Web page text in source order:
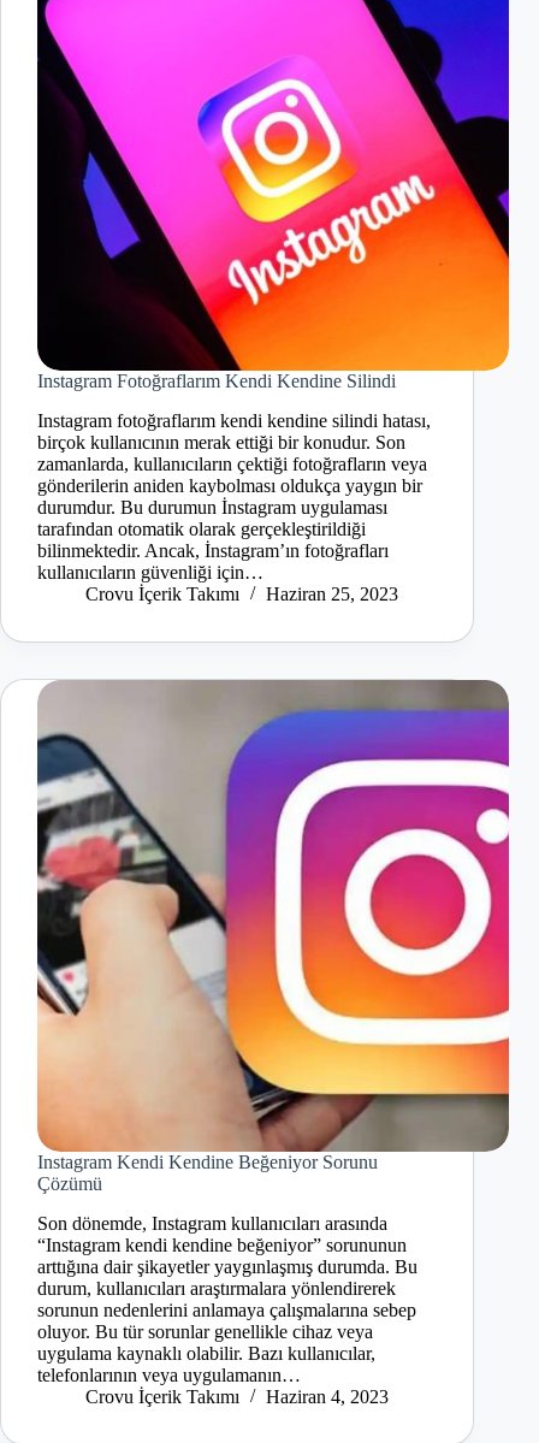
Instagram Fotoğraflarım Kendi Kendine Silindi
Instagram fotoğraflarım kendi kendine silindi hatası,
birçok kullanıcının merak ettiği bir konudur. Son
zamanlarda, kullanıcıların çektiği fotoğrafların veya
gönderilerin aniden kaybolması oldukça yaygın bir
durumdur. Bu durumun İnstagram uygulaması
tarafından otomatik olarak gerçekleştirildiği
bilinmektedir. Ancak, İnstagram’ın fotoğrafları
kullanıcıların güvenliği için…
Crovu İçerik Takımı
Haziran 25, 2023
Instagram Kendi Kendine Beğeniyor Sorunu
Çözümü
Son dönemde, Instagram kullanıcıları arasında
“Instagram kendi kendine beğeniyor” sorununun
arttığına dair şikayetler yaygınlaşmış durumda. Bu
durum, kullanıcıları araştırmalara yönlendirerek
sorunun nedenlerini anlamaya çalışmalarına sebep
oluyor. Bu tür sorunlar genellikle cihaz veya
uygulama kaynaklı olabilir. Bazı kullanıcılar,
telefonlarının veya uygulamanın…
Crovu İçerik Takımı
Haziran 4, 2023